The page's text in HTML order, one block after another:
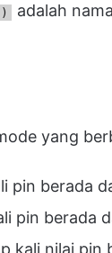
adalah
yang
pin berada
pin berada
kali nilai pin